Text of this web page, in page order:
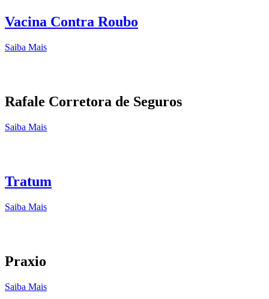
Vacina Contra Roubo
Saiba Mais
Rafale Corretora de Seguros
Saiba Mais
Tratum
Saiba Mais
Praxio
Saiba Mais